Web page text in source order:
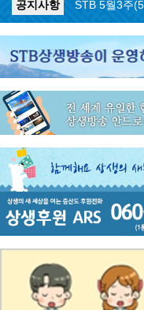
공지사항
ON AIR 서비
공지사항
STB 5월4주
공지사항
STB 4월마지
공지사항
STB 4월4주
STB 4월2주
공지사항
STB 4월1주
공지사항
STB 3월4주